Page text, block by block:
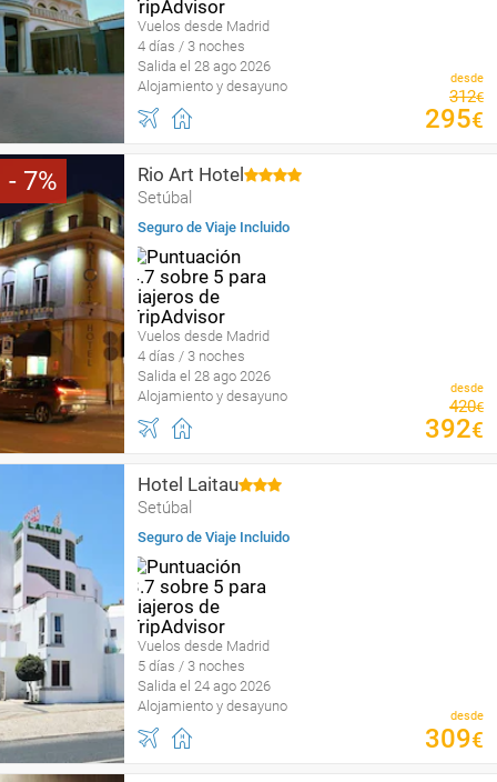
Vuelos desde Madrid
4 días / 3 noches
Salida el 28 ago 2026
Alojamiento y desayuno
desde
312€
295€
7 Rio Art Hotel
Setúbal
Seguro de Viaje Incluido
Vuelos desde Madrid
4 días / 3 noches
Salida el 28 ago 2026
Alojamiento y desayuno
desde
420€
392€
Hotel Laitau
Setúbal
Seguro de Viaje Incluido
Vuelos desde Madrid
5 días / 3 noches
Salida el 24 ago 2026
Alojamiento y desayuno
desde
309€